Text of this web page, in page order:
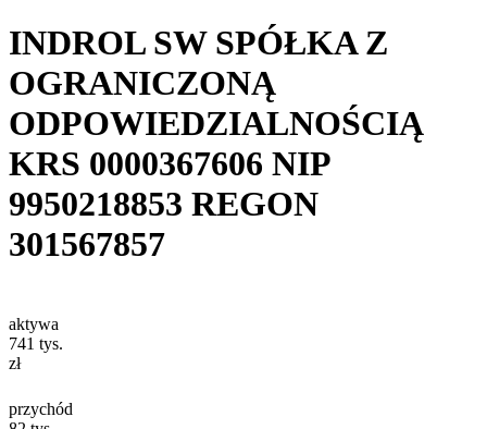
INDROL SW SPÓŁKA Z
OGRANICZONĄ
ODPOWIEDZIALNOŚCIĄ
KRS 0000367606 NIP
9950218853 REGON
301567857
aktywa
741 tys.
zł
przychód